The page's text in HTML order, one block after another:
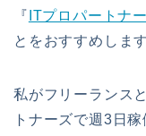
『 ITプロパートナ
とをおすすめします
私がフリーランス
トナーズで週3日